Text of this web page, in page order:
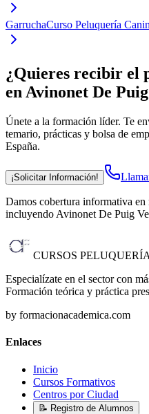
GarruchaCurso Peluquería
¿Quieres recibir el
en Avinonet De
Únete a la formación líder. Te
temario, prácticas y bolsa de
España.
¡Solicitar Información!
Damos cobertura informativa en
incluyendo Avinonet De Puig
CURSOS
Especialízate en el sector con
Formación teórica y práctica
by formacionacademica.com
Enlaces
Inicio
Cursos Formativos
Centros por Ciudad
📝 Registro de Alumnos